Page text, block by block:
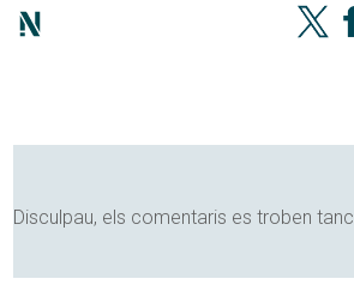
Disculpau, els comentaris es troben